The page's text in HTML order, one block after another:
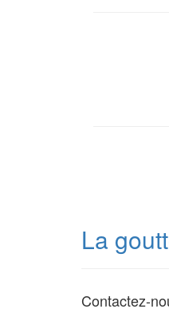
La
Contactez-